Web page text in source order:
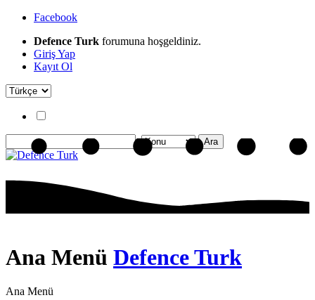
Facebook
Defence Turk forumuna hoşgeldiniz.
Giriş Yap
Kayıt Ol
Ana Menü Defence Turk
Ana Menü